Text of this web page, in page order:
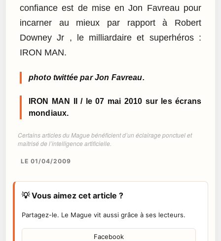
confiance est de mise en Jon Favreau pour
incarner au mieux par rapport à Robert
Downey Jr , le milliardaire et superhéros :
IRON MAN.
photo twittée par Jon Favreau.
IRON MAN II / le 07 mai 2010 sur les écrans
mondiaux.
Certains articles du Mague bénéficient d’un éclairage ponctuel et
maîtrisé de l’intelligence artificielle.
LE 01/04/2009
💡 Vous aimez cet article ?
Partagez-le. Le Mague vit aussi grâce à ses lecteurs.
Facebook